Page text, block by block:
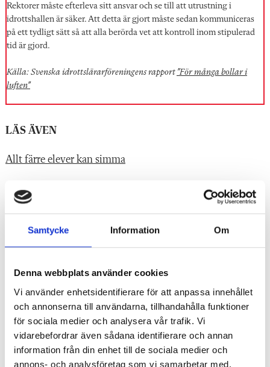
Samtycke Information Om
Denna webbplats använder cookies
Vi använder enhetsidentifierare för att anpassa innehållet
och annonserna till användarna, tillhandahålla funktioner
för sociala medier och analysera vår trafik. Vi
vidarebefordrar även sådana identifierare och annan
information från din enhet till de sociala medier och
annons- och analysföretag som vi samarbetar med.
Rektorer måste efterleva sitt ansvar och se till att utrustning i
idrottshallen är säker. Att detta är gjort måste sedan kommuniceras
på ett tydligt sätt så att alla berörda vet att kontroll inom stipulerad
tid är gjord.
Källa: Svenska idrottslärarföreningens rapport ”För många bollar i
luften”
LÄS ÄVEN
Allt färre elever kan simma
Skytte: Har elevernas uppförande påverkan på deras
betyg?
Hon vill att det tävlas på rätt sätt i idrotten
Så vill professorn att idrottsämnet förändras
Taggar: Idrott och hälsa